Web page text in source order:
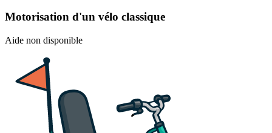
Motorisation d'un vélo classique
Aide non disponible